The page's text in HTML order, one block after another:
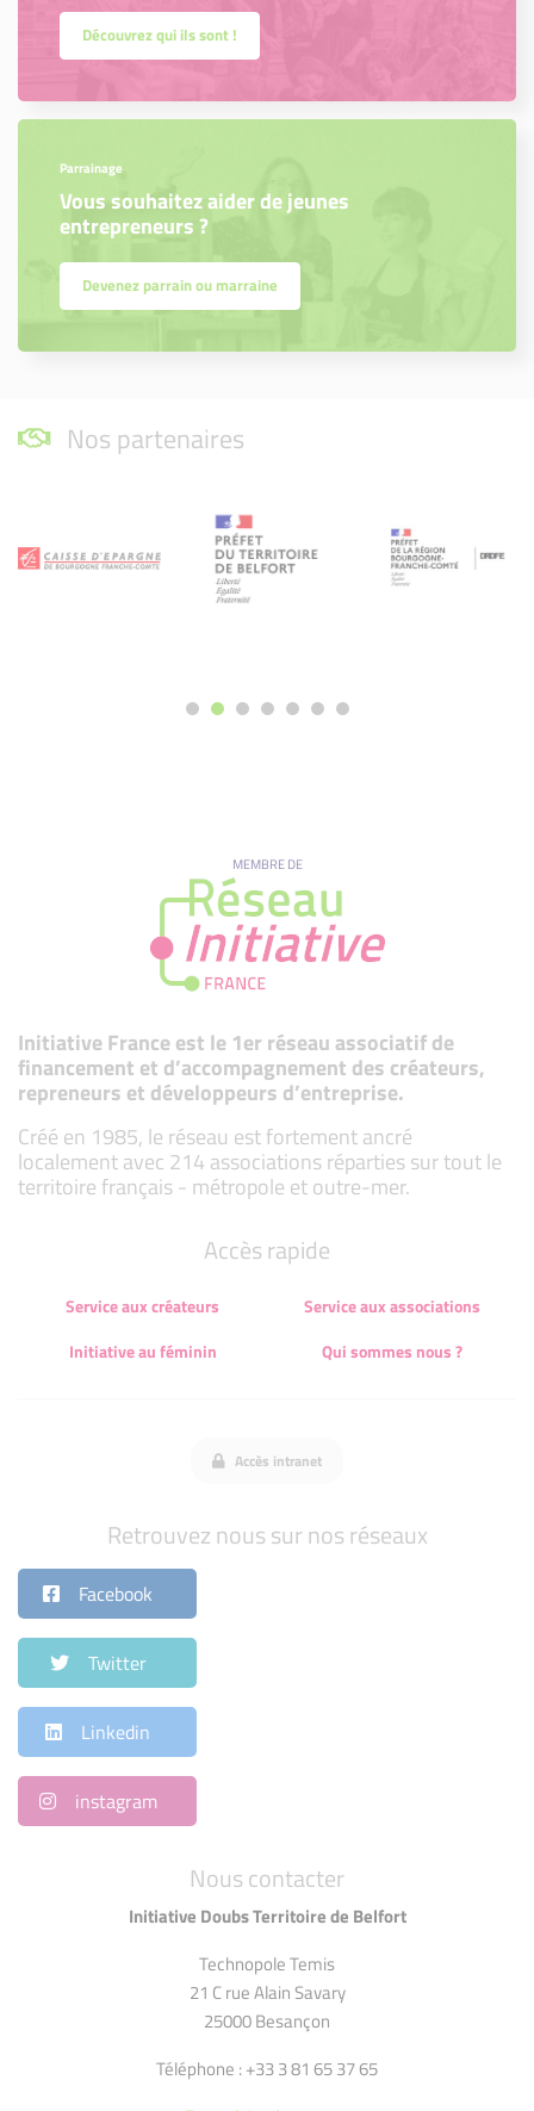
Découvrez qui ils sont !
Parrainage
Vous souhaitez aider de jeunes
entrepreneurs ?
Devenez parrain ou marraine
Nos partenaires
MEMBRE DE
Initiative France est le 1er réseau associatif de
financement et d’accompagnement des créateurs,
repreneurs et développeurs d’entreprise.
Créé en 1985, le réseau est fortement ancré
localement avec 214 associations réparties sur tout le
territoire français - métropole et outre-mer.
Nous contacter
Initiative Doubs Territoire de Belfort
Technopole Temis
21 C rue Alain Savary
25000 Besançon
Téléphone : +33 3 81 65 37 65
Accès rapide
Service aux créateurs
Service aux associations
Initiative au féminin
Qui sommes nous ?
Accès intranet
Retrouvez nous sur nos réseaux
Facebook
Twitter
Linkedin
instagram